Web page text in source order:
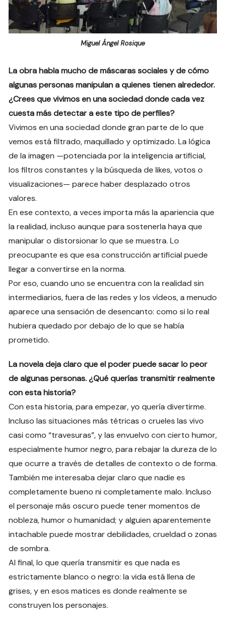
Miguel Ángel Rosique
La obra habla mucho de máscaras sociales y de cómo
algunas personas manipulan a quienes tienen alrededor.
¿Crees que vivimos en una sociedad donde cada vez
cuesta más detectar a este tipo de perfiles?
Vivimos en una sociedad donde gran parte de lo que
vemos está filtrado, maquillado y optimizado. La lógica
de la imagen —potenciada por la inteligencia artificial,
los filtros constantes y la búsqueda de likes, votos o
visualizaciones— parece haber desplazado otros
valores.
En ese contexto, a veces importa más la apariencia que
la realidad, incluso aunque para sostenerla haya que
manipular o distorsionar lo que se muestra. Lo
preocupante es que esa construcción artificial puede
llegar a convertirse en la norma.
Por eso, cuando uno se encuentra con la realidad sin
intermediarios, fuera de las redes y los vídeos, a menudo
aparece una sensación de desencanto: como si lo real
hubiera quedado por debajo de lo que se había
prometido.
La novela deja claro que el poder puede sacar lo peor
de algunas personas. ¿Qué querías transmitir realmente
con esta historia?
Con esta historia, para empezar, yo quería divertirme.
Incluso las situaciones más tétricas o crueles las vivo
casi como “travesuras”, y las envuelvo con cierto humor,
especialmente humor negro, para rebajar la dureza de lo
que ocurre a través de detalles de contexto o de forma.
También me interesaba dejar claro que nadie es
completamente bueno ni completamente malo. Incluso
el personaje más oscuro puede tener momentos de
nobleza, humor o humanidad; y alguien aparentemente
intachable puede mostrar debilidades, crueldad o zonas
de sombra.
Al final, lo que quería transmitir es que nada es
estrictamente blanco o negro: la vida está llena de
grises, y en esos matices es donde realmente se
construyen los personajes.